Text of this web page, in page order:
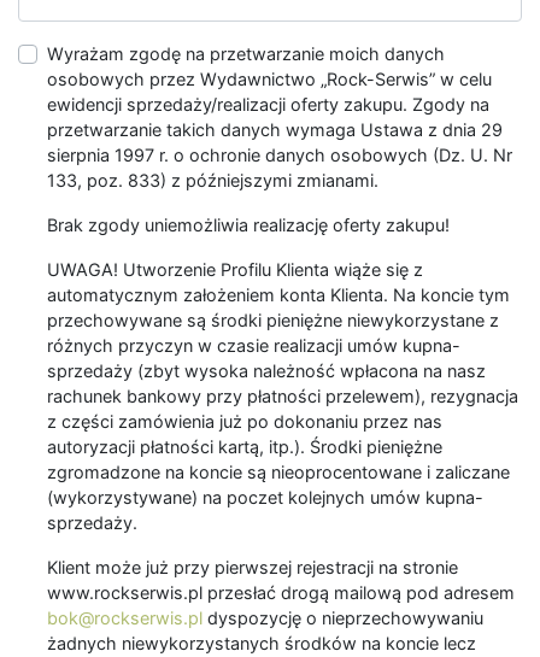
Wyrażam zgodę na przetwarzanie moich danych
osobowych przez Wydawnictwo „Rock-Serwis” w celu
ewidencji sprzedaży/realizacji oferty zakupu. Zgody na
przetwarzanie takich danych wymaga Ustawa z dnia 29
sierpnia 1997 r. o ochronie danych osobowych (Dz. U. Nr
133, poz. 833) z późniejszymi zmianami.
Brak zgody uniemożliwia realizację oferty zakupu!
UWAGA! Utworzenie Profilu Klienta wiąże się z
automatycznym założeniem konta Klienta. Na koncie tym
przechowywane są środki pieniężne niewykorzystane z
różnych przyczyn w czasie realizacji umów kupna-
sprzedaży (zbyt wysoka należność wpłacona na nasz
rachunek bankowy przy płatności przelewem), rezygnacja
z części zamówienia już po dokonaniu przez nas
autoryzacji płatności kartą, itp.). Środki pieniężne
zgromadzone na koncie są nieoprocentowane i zaliczane
(wykorzystywane) na poczet kolejnych umów kupna-
sprzedaży.
Klient może już przy pierwszej rejestracji na stronie
www.rockserwis.pl przesłać drogą mailową pod adresem
bok@rockserwis.pl dyspozycję o nieprzechowywaniu
żadnych niewykorzystanych środków na koncie lecz